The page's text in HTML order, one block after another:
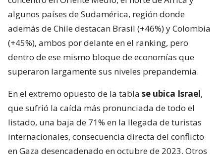
algunos países de Sudamérica, región donde
además de Chile destacan Brasil (+46%) y Colombia
(+45%), ambos por delante en el ranking, pero
dentro de ese mismo bloque de economías que
superaron largamente sus niveles prepandemia.
En el extremo opuesto de la tabla se ubica Israel,
que sufrió la caída más pronunciada de todo el
listado, una baja de 71% en la llegada de turistas
internacionales, consecuencia directa del conflicto
en Gaza desencadenado en octubre de 2023. Otros